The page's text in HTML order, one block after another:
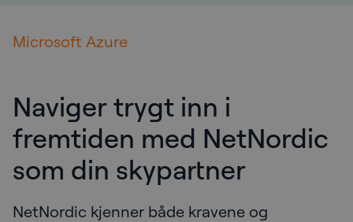
Microsoft Azure
Naviger trygt inn i
fremtiden med NetNordic
som din skypartner
NetNordic kjenner både kravene og